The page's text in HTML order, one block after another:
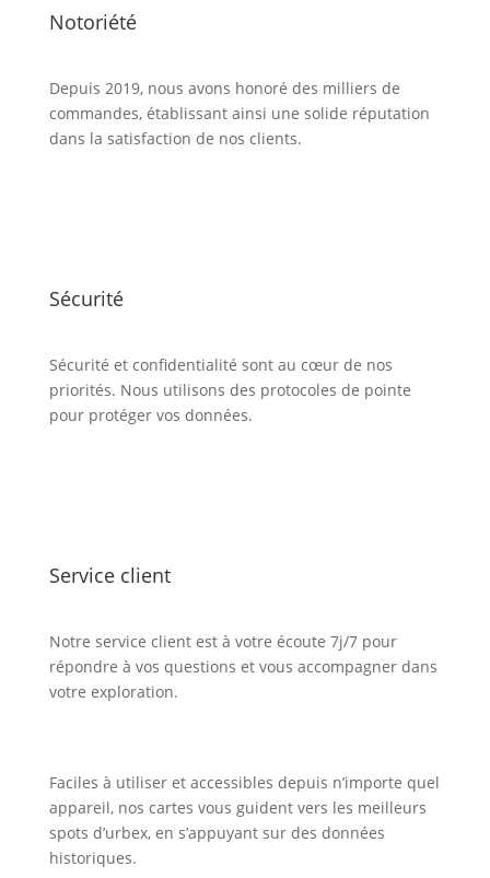
Notoriété
Depuis 2019, nous avons honoré des milliers de
commandes, établissant ainsi une solide réputation
dans la satisfaction de nos clients.
Sécurité
Sécurité et confidentialité sont au cœur de nos
priorités. Nous utilisons des protocoles de pointe
pour protéger vos données.
Service client
Notre service client est à votre écoute 7j/7 pour
répondre à vos questions et vous accompagner dans
votre exploration.
Faciles à utiliser et accessibles depuis n’importe quel
appareil, nos cartes vous guident vers les meilleurs
spots d’urbex, en s’appuyant sur des données
historiques.